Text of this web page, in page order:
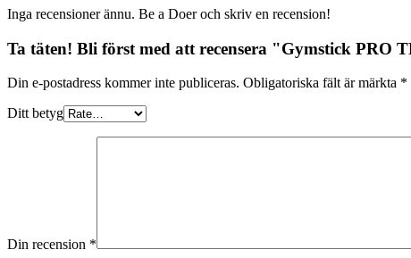
Inga recensioner ännu. Be a Doer och skriv en recension!
Ta täten! Bli först med att recensera "Gymstick PRO
Din e-postadress kommer inte publiceras. Obligatoriska fält är märkta *
Ditt betyg
Din recension *